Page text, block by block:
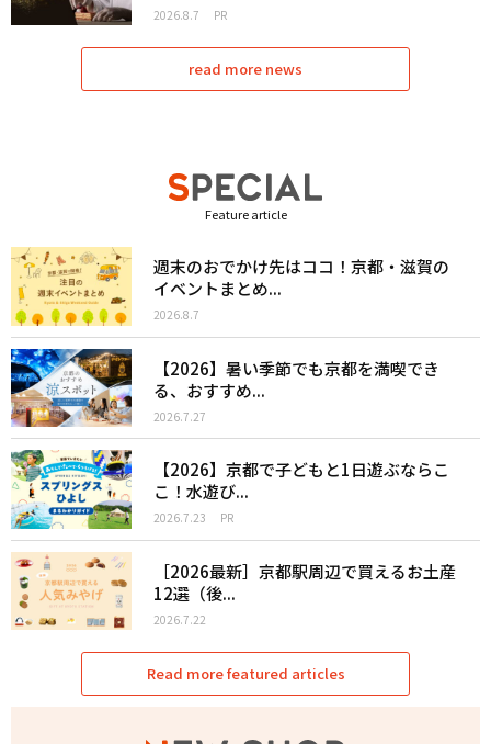
2026.8.7 PR
read more news
Feature article
週末のおでかけ先はココ！京都・滋賀の
イベントまとめ...
2026.8.7
【2026】暑い季節でも京都を満喫でき
る、おすすめ...
2026.7.27
【2026】京都で子どもと1日遊ぶならこ
こ！水遊び...
2026.7.23 PR
［2026最新］京都駅周辺で買えるお土産
12選（後...
2026.7.22
Read more featured articles